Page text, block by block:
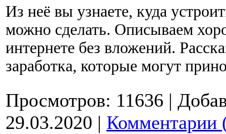
Из неё вы узнаете, куда
можно сделать. Описываем
интернете без вложений.
заработка, которые могут
Просмотров: 11636 |
29.03.2020 | Комментарии